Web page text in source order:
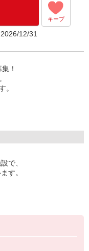
キープ
12/31
！
。
で、
す。
重要です◎